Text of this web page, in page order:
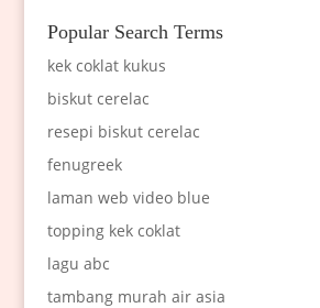
Popular Search Terms
kek coklat kukus
biskut cerelac
resepi biskut cerelac
fenugreek
laman web video blue
topping kek coklat
lagu abc
tambang murah air asia